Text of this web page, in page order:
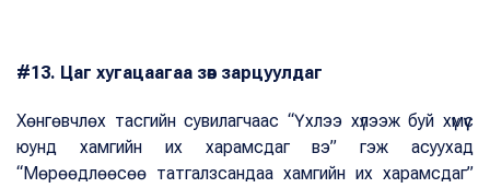
#13. Цаг хугацаагаа зөв зарцуулдаг
Хөнгөвчлөх тасгийн сувилагчаас “Үхлээ хүлээж буй хүмүүс
юунд хамгийн их харамсдаг вэ” гэж асуухад
“Мөрөөдлөөсөө татгалзсандаа хамгийн их харамсдаг”